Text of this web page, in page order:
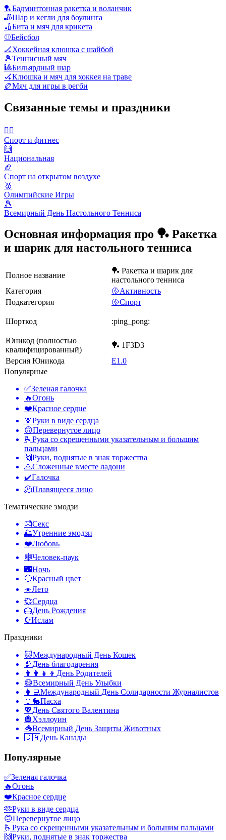
🏸Бадминтонная ракетка и воланчик
🎳Шар и кегли для боулинга
🏏Бита и мяч для крикета
⚾Бейсбол
🏒Хоккейная клюшка с шайбой
🎾Теннисный мяч
🎱Бильярдный шар
🏑Клюшка и мяч для хоккея на траве
🏉Мяч для игры в регби
Связанные темы и праздники
🤾‍♀️
Спорт и фитнес
🙌
Национальная
🏈
Спорт на открытом воздухе
🥇
Олимпийские Игры
🎾
Всемирный День Настольного Тенниса
Основная информация про 🏓 Ракетка
и шарик для настольного тенниса
Полное название
🏓 Ракетка и шарик для
настольного тенниса
Категория
🥎Активность
Подкатегория
🥎Спорт
Шорткод :ping_pong:
Юникод (полностью
квалифицированный)
🏓 1F3D3
Версия Юникода
E1.0
Популярные
✅Зеленая галочка
🔥Огонь
❤️Красное сердце
🫶Руки в виде сердца
🙃Перевернутое лицо
🫰 Рука со скрещенными указательным и большим
пальцами
🙌Руки, поднятые в знак торжества
🙏Сложенные вместе ладони
✔️Галочка
🫠Плавящееся лицо
Тематические эмодзи
💏Секс
🌅Утренние эмодзи
❤️Любовь
🕸️Человек-паук
🌃Ночь
🔴Красный цвет
☀️Лето
💞Сердца
🎂День Рождения
☪️Ислам
Праздники
🐱Международный День Кошек
🦃День благодарения
👨‍👩‍👧‍👦 День Родителей
😄Всемирный День Улыбки
👩‍💻Международный День Солидарности Журналистов
🥚🐇Пасха
💖День Святого Валентина
🎃Хэллоуин
🦓Всемирный День Защиты Животных
🇨🇦День Канады
Популярные
✅Зеленая галочка
🔥Огонь
❤️Красное сердце
🫶Руки в виде сердца
🙃Перевернутое лицо
🫰 Рука со скрещенными указательным и большим пальцами
🙌Руки, поднятые в знак торжества